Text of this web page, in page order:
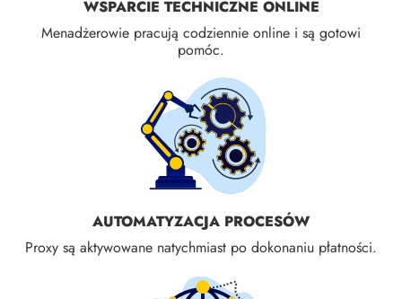
WSPARCIE TECHNICZNE ONLINE
Menadżerowie pracują codziennie online i są gotowi
pomóc.
AUTOMATYZACJA PROCESÓW
Proxy są aktywowane natychmiast po dokonaniu płatności.